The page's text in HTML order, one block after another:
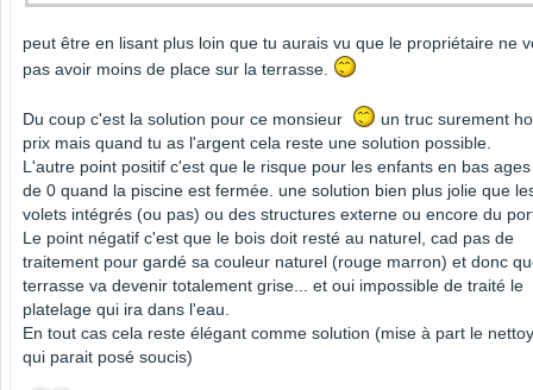
peut être en lisant plus loin que tu aurais vu que le propriétaire ne
pas avoir moins de place sur la terrasse.
Du coup c'est la solution pour ce monsieur
un truc surement
prix mais quand tu as l'argent cela reste une solution possible.
L'autre point positif c'est que le risque pour les enfants en bas
de 0 quand la piscine est fermée. une solution bien plus jolie que
volets intégrés (ou pas) ou des structures externe ou encore du
Le point négatif c'est que le bois doit resté au naturel, cad pas de
traitement pour gardé sa couleur naturel (rouge marron) et donc
terrasse va devenir totalement grise... et oui impossible de traité le
platelage qui ira dans l'eau.
En tout cas cela reste élégant comme solution (mise à part le
qui parait posé soucis)